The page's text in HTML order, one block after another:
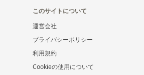
このサイトについて
運営会社
プライバシーポリシー
利用規約
Cookieの使用について